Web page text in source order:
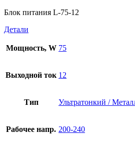
Блок питания L-75-12
Детали
Мощность, W 75
Выходной ток 12
Тип Ультратонкий /
Рабочее напр. 200-240